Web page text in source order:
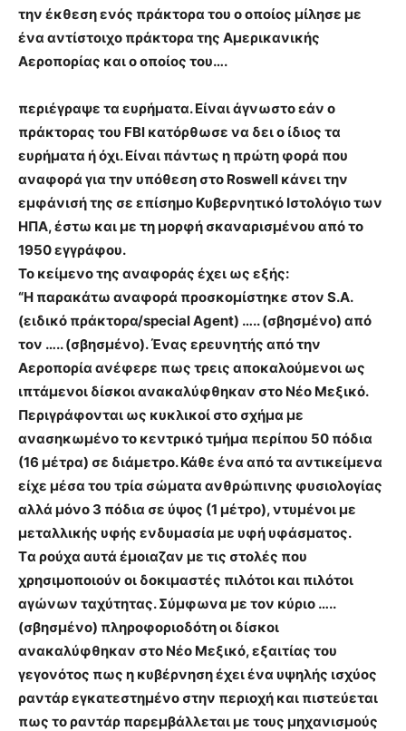
την έκθεση ενός πράκτορα του ο οποίος μίλησε με
ένα αντίστοιχο πράκτορα της Αμερικανικής
Αεροπορίας και ο οποίος του….
περιέγραψε τα ευρήματα. Είναι άγνωστο εάν ο
πράκτορας του FΒl κατόρθωσε να δει ο ίδιος τα
ευρήματα ή όχι. Είναι πάντως η πρώτη φορά που
αναφορά για την υπόθεση στο Roswell κάνει την
εμφάνισή της σε επίσημο Kυβερνητικό Iστολόγιο των
ΗΠΑ, έστω και με τη μορφή σκαναρισμένου από το
1950 εγγράφου.
Το κείμενο της αναφοράς έχει ως εξής:
“Η παρακάτω αναφορά προσκομίστηκε στον S.A.
(ειδικό πράκτορα/special Agent) ….. (σβησμένο) από
τον ….. (σβησμένο). Ένας ερευνητής από την
Αεροπορία ανέφερε πως τρεις αποκαλούμενοι ως
ιπτάμενοι δίσκοι ανακαλύφθηκαν στο Νέο Μεξικό.
Περιγράφονται ως κυκλικοί στο σχήμα με
ανασηκωμένο το κεντρικό τμήμα περίπου 50 πόδια
(16 μέτρα) σε διάμετρο. Κάθε ένα από τα αντικείμενα
είχε μέσα του τρία σώματα ανθρώπινης φυσιολογίας
αλλά μόνο 3 πόδια σε ύψος (1 μέτρο), ντυμένοι με
μεταλλικής υφής ενδυμασία με υφή υφάσματος.
Tα ρούχα αυτά έμοιαζαν με τις στολές που
χρησιμοποιούν οι δοκιμαστές πιλότοι και πιλότοι
αγώνων ταχύτητας. Σύμφωνα με τον κύριο …..
(σβησμένο) πληροφοριοδότη οι δίσκοι
ανακαλύφθηκαν στο Νέο Μεξικό, εξαιτίας του
γεγονότος πως η κυβέρνηση έχει ένα υψηλής ισχύος
ραντάρ εγκατεστημένο στην περιοχή και πιστεύεται
πως το ραντάρ παρεμβάλλεται με τους μηχανισμούς